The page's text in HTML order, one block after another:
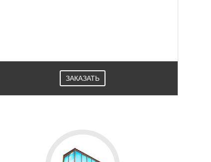
ЗАКАЗАТЬ